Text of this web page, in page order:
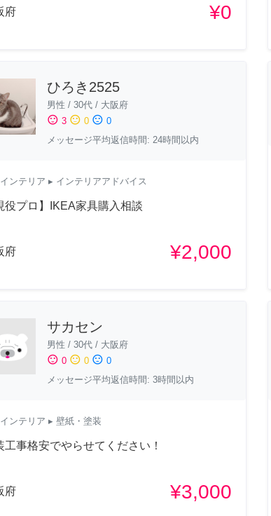
府 ¥0
ひろき2525
男性 / 30代 / 大阪府
sentiment_satisfied 3 sentiment_neutral 0 sentiment_dissatisfied 0
メッセージ平均返信時間: 24時間以内
インテリア ▸ インテリアアドバイス
役プロ】IKEA家具購入相談
府 ¥2,000
サカセン
男性 / 30代 / 大阪府
sentiment_satisfied 0 sentiment_neutral 0 sentiment_dissatisfied 0
メッセージ平均返信時間: 3時間以内
インテリア ▸ 壁紙・塗装
工事格安でやらせてください！
府 ¥3,000